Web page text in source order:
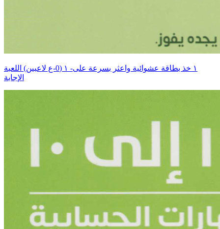
اللعبة ‎١‏ (0-ع لاعبين) ‎-١‏ خذ بطاقة عشوائية واعثر بسرعة على
الإجابة